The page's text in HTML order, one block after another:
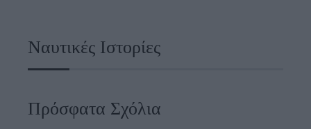
Ναυτικές Ιστορίες
Πρόσφατα Σχόλια